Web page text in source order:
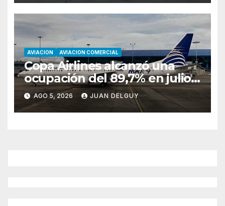
AVIACION AVIACION COMERCIAL
Copa Airlines alcanzó una
ocupación del 89,7% en julio
tras aumentar un 17,4% su
tráfico de pasajeros
AGO 5, 2026 JUAN DELGUY